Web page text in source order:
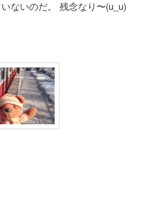
ないのだ。 残念なり〜(u_u)